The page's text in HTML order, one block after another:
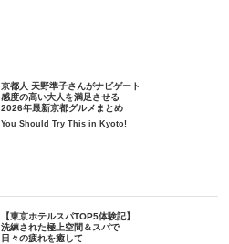
京都人 天野準子さんがナビゲート
感度の高い大人を満足させる
2026年最新京都グルメまとめ
You Should Try This in Kyoto!
【東京ホテルスパTOP5体験記】
洗練された極上空間＆スパで
日々の疲れを癒して